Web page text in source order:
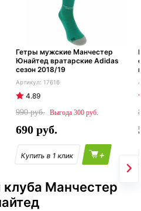
Гетры мужские Манчестер
Юнайтед вратарские Adidas
сезон 2018/19
17616
4.89
990
300
690
+
Манчестер